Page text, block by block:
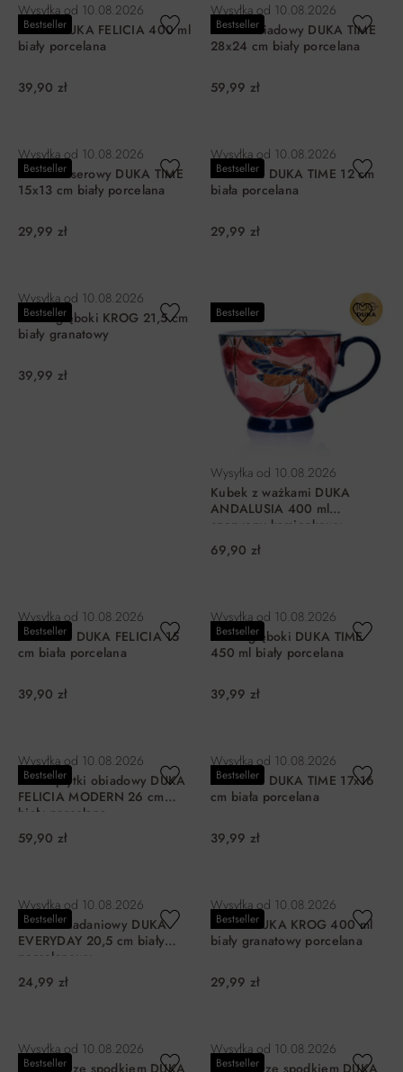
Bestseller
Wysyłka od 10.08.2026
Kubek DUKA FELICIA 400 ml
biały porcelana
39,90 zł
Bestseller
Wysyłka od 10.08.2026
Talerz obiadowy DUKA TIME
28x24 cm biały porcelana
59,99 zł
Bestseller
Wysyłka od 10.08.2026
Talerz deserowy DUKA TIME
15x13 cm biały porcelana
29,99 zł
Bestseller
Wysyłka od 10.08.2026
Miseczka DUKA TIME 12 cm
biała porcelana
29,99 zł
Bestseller
Wysyłka od 10.08.2026
Talerz głęboki KROG 21,5 cm
biały granatowy
39,99 zł
Bestseller
Wysyłka od 10.08.2026
Kubek z ważkami DUKA
ANDALUSIA 400 ml
czerwony kamionkowy
69,90 zł
Bestseller
Wysyłka od 10.08.2026
Miseczka DUKA FELICIA 15
cm biała porcelana
39,90 zł
Bestseller
Wysyłka od 10.08.2026
Talerz głęboki DUKA TIME
450 ml biały porcelana
39,99 zł
Bestseller
Wysyłka od 10.08.2026
Talerz płytki obiadowy DUKA
FELICIA MODERN 26 cm
biały porcelana
59,90 zł
Bestseller
Wysyłka od 10.08.2026
Miseczka DUKA TIME 17x16
cm biała porcelana
39,99 zł
Bestseller
Wysyłka od 10.08.2026
Talerz śniadaniowy DUKA
EVERYDAY 20,5 cm biały
porcelanowy
24,99 zł
Bestseller
Wysyłka od 10.08.2026
Kubek DUKA KROG 400 ml
biały granatowy porcelana
29,99 zł
Bestseller
Wysyłka od 10.08.2026
Filiżanka ze spodkiem DUKA
Bestseller
Wysyłka od 10.08.2026
Filiżanka ze spodkiem DUKA